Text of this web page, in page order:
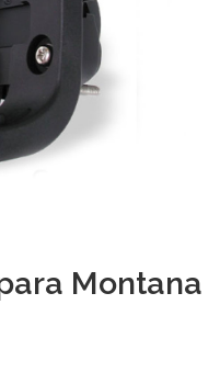
Montana